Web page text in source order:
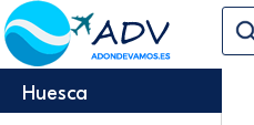
Huesca